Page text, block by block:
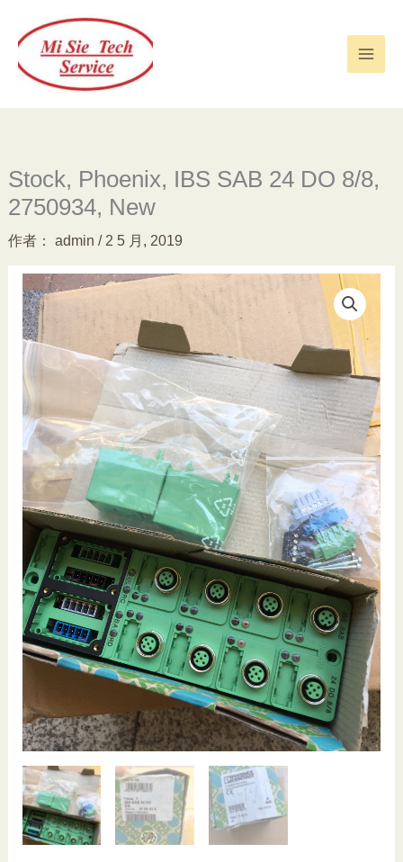
Stock, Phoenix, IBS SAB 24 DO 8/8,
2750934, New
作者： admin / 2 5 月, 2019